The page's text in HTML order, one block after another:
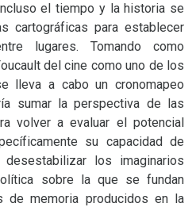
el tiempo y la historia se
cartográficas para establecer
lugares. Tomando como
del cine como uno de los
lleva a cabo un cronomapeo
sumar la perspectiva de las
volver a evaluar el potencial
su capacidad de
los imaginarios
sobre la que se fundan
de memoria producidos en la